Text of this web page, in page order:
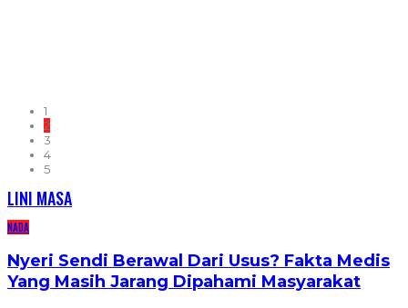
1
2
3
4
5
LINI MASA
NADA
Nyeri Sendi Berawal Dari Usus? Fakta Medis
Yang Masih Jarang Dipahami Masyarakat